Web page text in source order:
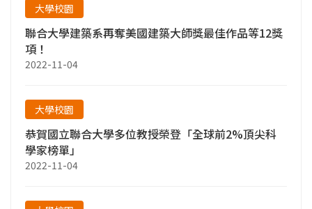
大學校園
聯合大學建築系再奪美國建築大師獎最佳作品等12獎
項！
2022-11-04
大學校園
恭賀國立聯合大學多位教授榮登「全球前2%頂尖科
學家榜單」
2022-11-04